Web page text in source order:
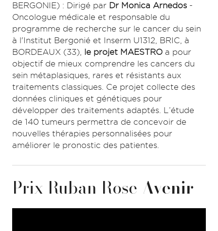
BERGONIE) : Dirigé par Dr Monica Arnedos -
Oncologue médicale et responsable du
programme de recherche sur le cancer du sein
à l'Institut Bergonié et Inserm U1312, BRIC, à
BORDEAUX (33),
le projet MAESTRO a pour
objectif de mieux comprendre les cancers du
sein métaplasiques, rares et résistants aux
traitements classiques. Ce projet collecte des
données cliniques et génétiques pour
développer des traitements adaptés. L’étude
de 140 tumeurs permettra de concevoir de
nouvelles thérapies personnalisées pour
améliorer le pronostic des patientes.
Prix Ruban Rose Avenir